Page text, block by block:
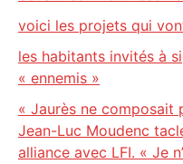
voici les projets qui
les habitants invités à
« ennemis »
« Jaurès ne composait
Jean-Luc Moudenc
alliance avec LFI. « Je